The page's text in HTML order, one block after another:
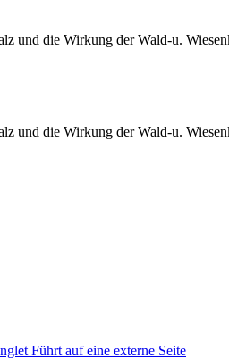
und die Wirkung der Wald-u.
und die Wirkung der Wald-u.
Führt auf eine externe Seite